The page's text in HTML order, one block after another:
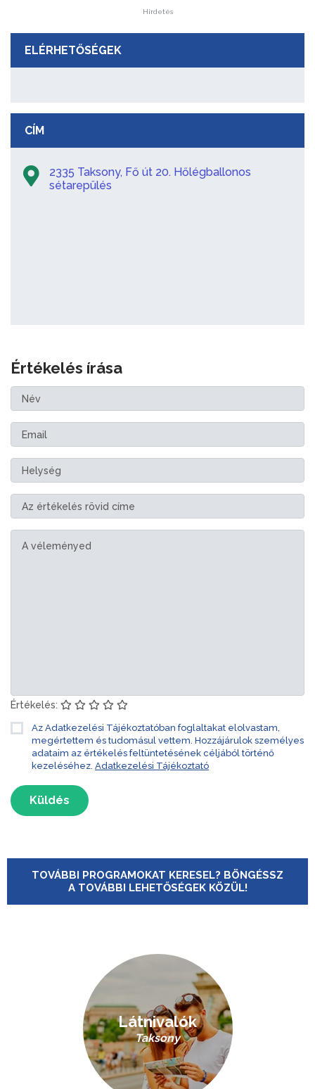
Hirdetés
ELÉRHETŐSÉGEK
CÍM
2335 Taksony, Fő út 20. Hőlégballonos
sétarepülés
Értékelés írása
Értékelés:
Az Adatkezelési Tájékoztatóban foglaltakat elolvastam,
megértettem és tudomásul vettem. Hozzájárulok személyes
adataim az értékelés feltüntetésének céljából történő
kezeléséhez. Adatkezelési Tájékoztató
Küldés
TOVÁBBI PROGRAMOKAT KERESEL? BÖNGÉSSZ
A TOVÁBBI LEHETŐSÉGEK KÖZÜL!
Látnivalók
Taksony